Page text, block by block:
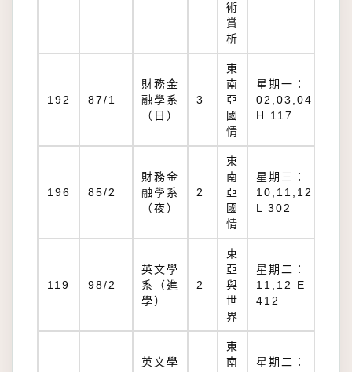
術
賞
析
192 87/1
財務金
融學系
（日）
3
東
南
亞
國
情
星期一：
02,03,04
H 117
196 85/2
財務金
融學系
（夜）
2
東
南
亞
國
情
星期三：
10,11,12
L 302
119 98/2
英文學
系（進
學）
2
東
亞
與
世
界
星期二：
11,12 E
412
英文學
東
南
星期二：